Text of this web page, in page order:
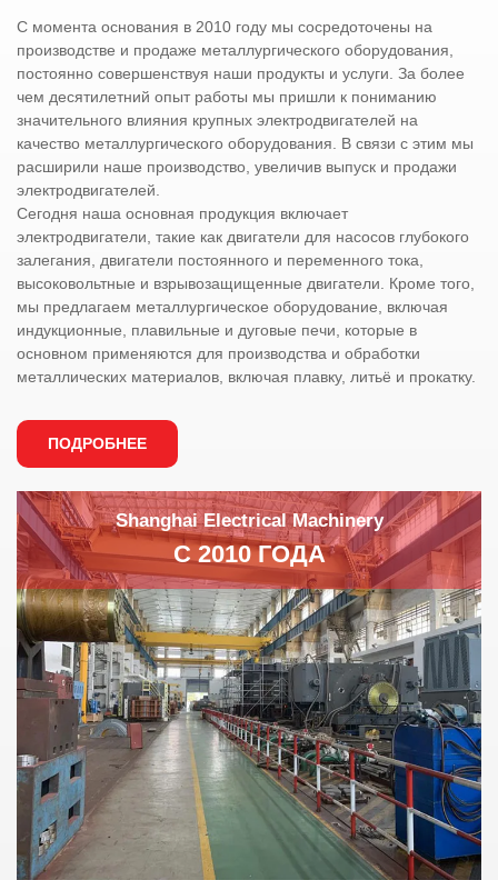
С момента основания в 2010 году мы сосредоточены на
производстве и продаже металлургического оборудования,
постоянно совершенствуя наши продукты и услуги. За более
чем десятилетний опыт работы мы пришли к пониманию
значительного влияния крупных электродвигателей на
качество металлургического оборудования. В связи с этим мы
расширили наше производство, увеличив выпуск и продажи
электродвигателей.
Сегодня наша основная продукция включает
электродвигатели, такие как двигатели для насосов глубокого
залегания, двигатели постоянного и переменного тока,
высоковольтные и взрывозащищенные двигатели. Кроме того,
мы предлагаем металлургическое оборудование, включая
индукционные, плавильные и дуговые печи, которые в
основном применяются для производства и обработки
металлических материалов, включая плавку, литьё и прокатку.
ПОДРОБНЕЕ
Shanghai Electrical Machinery
С 2010 ГОДА